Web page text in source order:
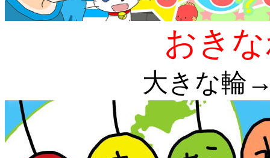
おき
大きな輪